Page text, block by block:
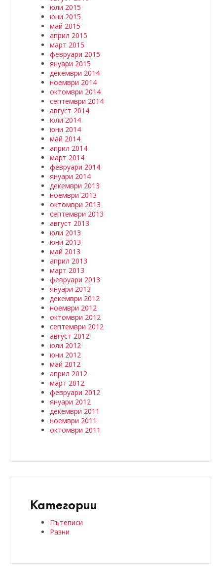
юли 2015
юни 2015
май 2015
април 2015
март 2015
февруари 2015
януари 2015
декември 2014
ноември 2014
октомври 2014
септември 2014
август 2014
юли 2014
юни 2014
май 2014
април 2014
март 2014
февруари 2014
януари 2014
декември 2013
ноември 2013
октомври 2013
септември 2013
август 2013
юли 2013
юни 2013
май 2013
април 2013
март 2013
февруари 2013
януари 2013
декември 2012
ноември 2012
октомври 2012
септември 2012
август 2012
юли 2012
юни 2012
май 2012
април 2012
март 2012
февруари 2012
януари 2012
декември 2011
ноември 2011
октомври 2011
Категории
Пътеписи
Разни